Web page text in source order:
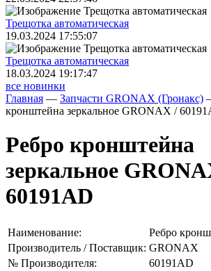
Трещoтка автоматическая
19.03.2024 17:55:07
Трещoтка автоматическая
18.03.2024 19:17:47
все новинки
Главная — Запчасти GRONAX (Гронакс)
кронштейна зеркальное GRONAX /
Ребро кронштейна
зеркальное
60191AD
Наименование:
Ребро
Производитель / Поставщик: GRONAX
№ Производителя:
60191AD